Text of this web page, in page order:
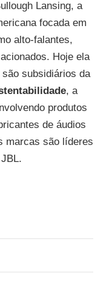
Lansing, a
focada em
alto-falantes,
Hoje ela
subsidiários da
, a
produtos
de áudios
marcas são líderes
JBL.